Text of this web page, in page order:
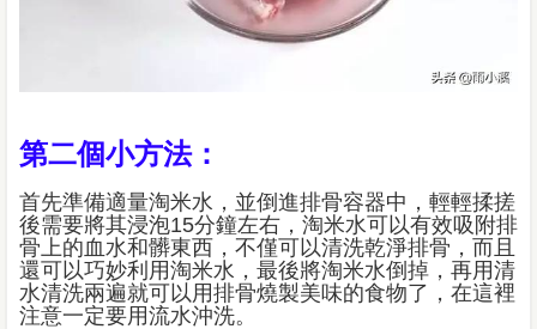
第二個小方法：
首先準備適量淘米水，並倒進排骨容器中，輕輕揉搓
後需要將其浸泡15分鐘左右，淘米水可以有效吸附排
骨上的血水和髒東西，不僅可以清洗乾淨排骨，而且
還可以巧妙利用淘米水，最後將淘米水倒掉，再用清
水清洗兩遍就可以用排骨燒製美味的食物了，在這裡
注意一定要用流水沖洗。